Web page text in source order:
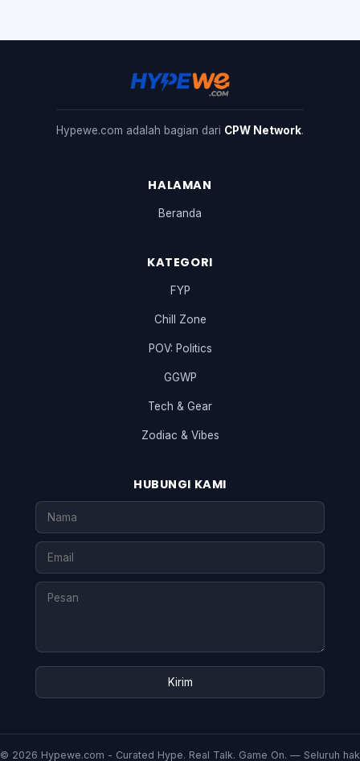
Hypewe.com adalah bagian dari CPW Network.
HALAMAN
Beranda
KATEGORI
FYP
Chill Zone
POV: Politics
GGWP
Tech & Gear
Zodiac & Vibes
HUBUNGI KAMI
© 2026 Hypewe.com - Curated Hype. Real Talk. Game On. — Seluruh hak